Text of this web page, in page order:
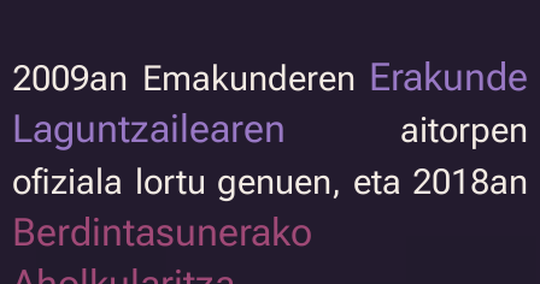
2009an Emakunderen Erakunde
Laguntzailearen aitorpen
ofiziala lortu genuen, eta 2018an
Berdintasunerako